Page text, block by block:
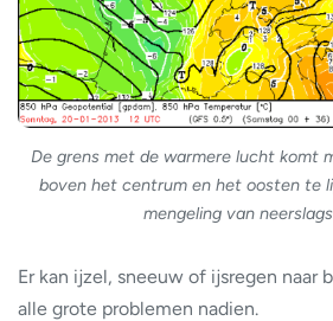
De grens met de warmere lucht komt
boven het centrum en het oosten te
mengeling van
Er kan ijzel, sneeuw of ijsregen naar
alle grote problemen nadien.